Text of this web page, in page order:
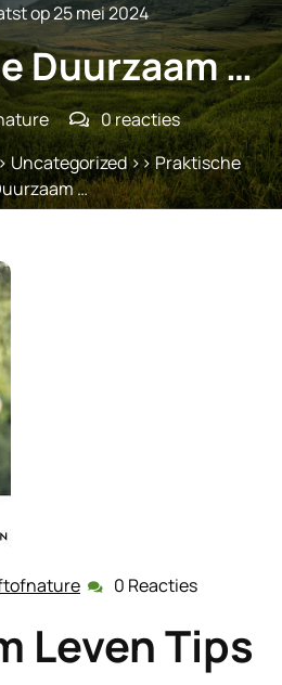
op 25 mei 2024
Duurzaam …
0 reacties
Uncategorized>> Praktische
…
thegiftofnature
0 Reacties
Leven Tips